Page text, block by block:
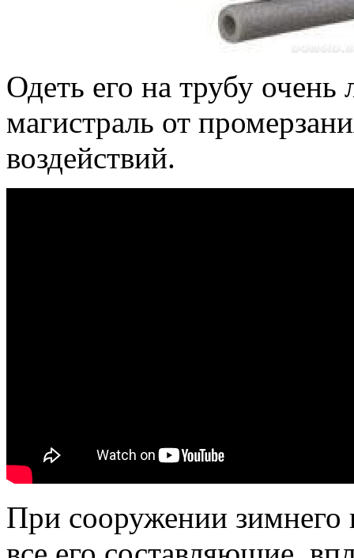
Одеть его на трубу очень
магистраль от
воздействий.
При сооружении зимнего